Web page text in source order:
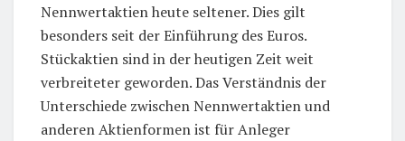
Nennwertaktien heute seltener. Dies gilt
besonders seit der Einführung des Euros.
Stückaktien sind in der heutigen Zeit weit
verbreiteter geworden. Das Verständnis der
Unterschiede zwischen Nennwertaktien und
anderen Aktienformen ist für Anleger